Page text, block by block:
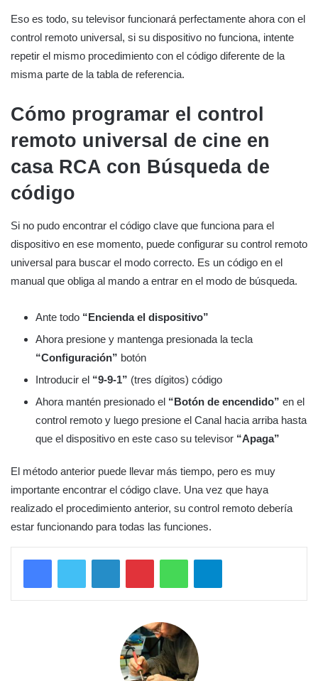
Eso es todo, su televisor funcionará perfectamente ahora con el
control remoto universal, si su dispositivo no funciona, intente
repetir el mismo procedimiento con el código diferente de la
misma parte de la tabla de referencia.
Cómo programar el control
remoto universal de cine en
casa RCA con Búsqueda de
código
Si no pudo encontrar el código clave que funciona para el
dispositivo en ese momento, puede configurar su control remoto
universal para buscar el modo correcto. Es un código en el
manual que obliga al mando a entrar en el modo de búsqueda.
Ante todo “Encienda el dispositivo”
Ahora presione y mantenga presionada la tecla
“Configuración” botón
Introducir el “9-9-1” (tres dígitos) código
Ahora mantén presionado el “Botón de encendido” en el
control remoto y luego presione el Canal hacia arriba hasta
que el dispositivo en este caso su televisor “Apaga”
El método anterior puede llevar más tiempo, pero es muy
importante encontrar el código clave. Una vez que haya
realizado el procedimiento anterior, su control remoto debería
estar funcionando para todas las funciones.
LinkedInPinterestWhatsAppTelegram